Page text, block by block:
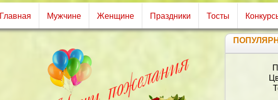
Главная Мужчине Женщине Праздники Тосты